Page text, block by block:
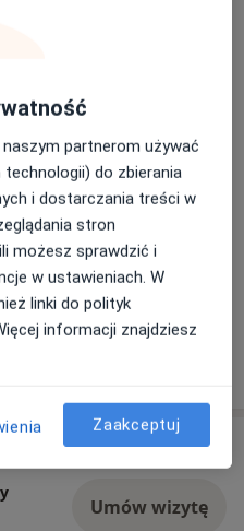
(1)
Umów wizytę
partnerom używać
do zbierania
i dostarczania treści w
stron
możesz sprawdzić i
w ustawieniach. W
linki do polityk
informacji znajdziesz
Zaakceptuj